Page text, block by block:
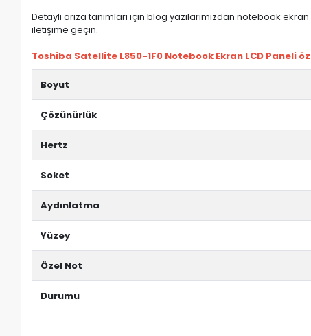
Detaylı arıza tanımları için blog yazılarımızdan notebook
iletişime geçin.
Toshiba Satellite L850-1F0 Notebook Ekran LCD Paneli
Boyut
Çözünürlük
Hertz
Soket
Aydınlatma
Yüzey
Özel Not
Durumu